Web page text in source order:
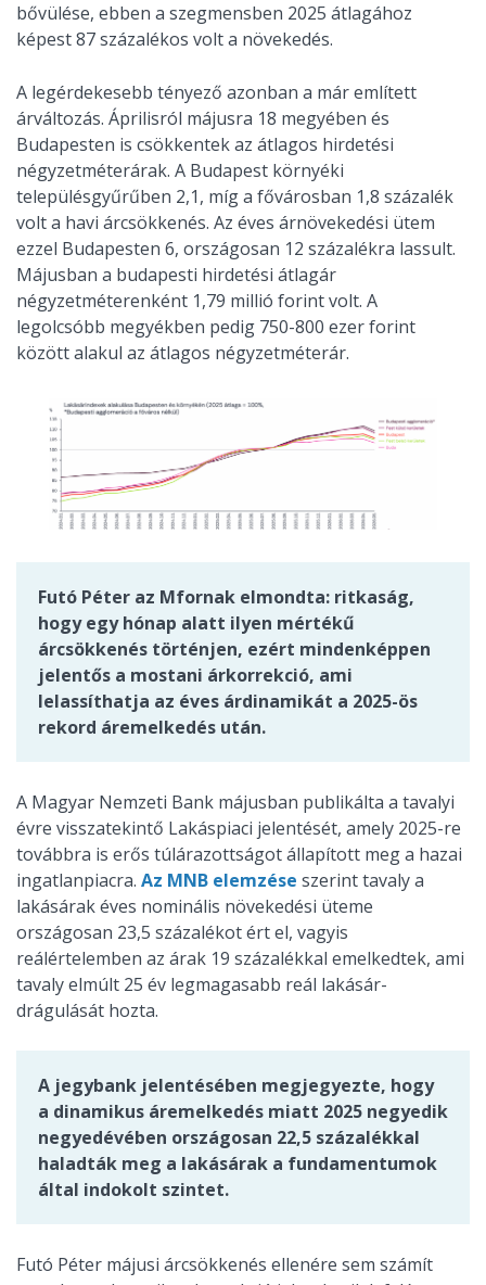
bővülése, ebben a szegmensben 2025 átlagához
képest 87 százalékos volt a növekedés.
A legérdekesebb tényező azonban a már említett
árváltozás. Áprilisról májusra 18 megyében és
Budapesten is csökkentek az átlagos hirdetési
négyzetméterárak. A Budapest környéki
településgyűrűben 2,1, míg a fővárosban 1,8 százalék
volt a havi árcsökkenés. Az éves árnövekedési ütem
ezzel Budapesten 6, országosan 12 százalékra lassult.
Májusban a budapesti hirdetési átlagár
négyzetméterenként 1,79 millió forint volt. A
legolcsóbb megyékben pedig 750-800 ezer forint
között alakul az átlagos négyzetméterár.
Futó Péter az Mfornak elmondta: ritkaság,
hogy egy hónap alatt ilyen mértékű
árcsökkenés történjen, ezért mindenképpen
jelentős a mostani árkorrekció, ami
lelassíthatja az éves árdinamikát a 2025-ös
rekord áremelkedés után.
A Magyar Nemzeti Bank májusban publikálta a tavalyi
évre visszatekintő Lakáspiaci jelentését, amely 2025-re
továbbra is erős túlárazottságot állapított meg a hazai
ingatlanpiacra. Az MNB elemzése szerint tavaly a
lakásárak éves nominális növekedési üteme
országosan 23,5 százalékot ért el, vagyis
reálértelemben az árak 19 százalékkal emelkedtek, ami
tavaly elmúlt 25 év legmagasabb reál lakásár-
drágulását hozta.
A jegybank jelentésében megjegyezte, hogy
a dinamikus áremelkedés miatt 2025 negyedik
negyedévében országosan 22,5 százalékkal
haladták meg a lakásárak a fundamentumok
által indokolt szintet.
Futó Péter májusi árcsökkenés ellenére sem számít